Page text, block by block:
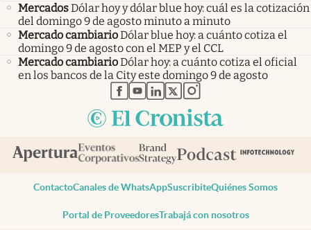
MercadosDólar hoy y dólar blue hoy: cuál es la cotización
del domingo 9 de agosto minuto a minuto
Mercado cambiarioDólar blue hoy: a cuánto cotiza el
domingo 9 de agosto con el MEP y el CCL
Mercado cambiarioDólar hoy: a cuánto cotiza el oficial
en los bancos de la City este domingo 9 de agosto
abre en nueva pestaña
abre en nueva pestaña
abre en nueva pestaña
abre en nueva pestaña
abre en nueva pestaña
ContactoCanales de WhatsAppSuscribiteQuiénes Somos
Portal de ProveedoresTrabajá con nosotros